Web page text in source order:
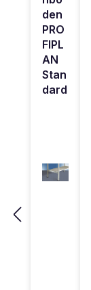
den
PRO
FIPL
AN
Stan
dard